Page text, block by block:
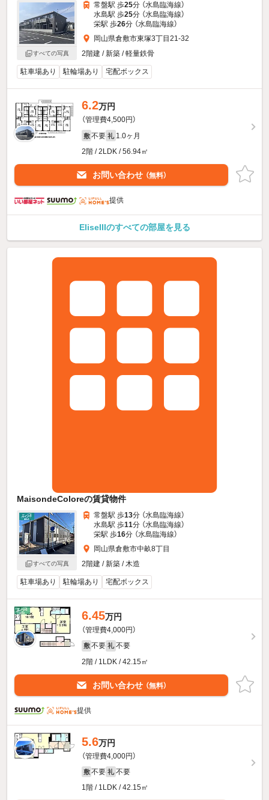
すべての写真
常盤駅 歩25分 （水島臨海線）
水島駅 歩25分 （水島臨海線）
栄駅 歩26分 （水島臨海線）
岡山県倉敷市東塚3丁目21-32
2階建 / 新築 / 軽量鉄骨
駐車場あり 駐輪場あり 宅配ボックス
6.2万円
（管理費4,500円）
敷 不要 礼 1.0ヶ月
2階 / 2LDK / 56.94㎡
お問い合わせ （無料）
提供
EliseIIIのすべての部屋を見る
MaisondeColoreの賃貸物件
すべての写真
常盤駅 歩13分 （水島臨海線）
水島駅 歩11分 （水島臨海線）
栄駅 歩16分 （水島臨海線）
岡山県倉敷市中畝8丁目
2階建 / 新築 / 木造
駐車場あり 駐輪場あり 宅配ボックス
6.45万円
（管理費4,000円）
敷 不要 礼 不要
2階 / 1LDK / 42.15㎡
お問い合わせ （無料）
提供
5.6万円
（管理費4,000円）
敷 不要 礼 不要
1階 / 1LDK / 42.15㎡